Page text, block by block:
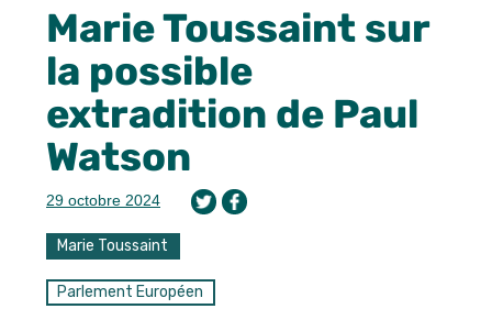
Marie Toussaint sur
la possible
extradition de Paul
Watson
29 octobre 2024
Marie Toussaint
Parlement Européen